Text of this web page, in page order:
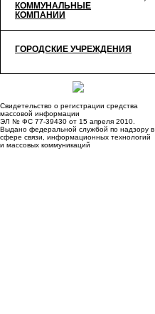
КОММУНАЛЬНЫЕ
КОМПАНИИ
ГОРОДСКИЕ УЧРЕЖДЕНИЯ
Свидетельство о регистрации средства
массовой информации
ЭЛ № ФС 77-39430 от 15 апреля 2010.
Выдано федеральной службой по надзору в
сфере связи, информационных технологий
и массовых коммуникаций